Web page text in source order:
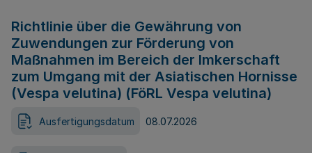
Richtlinie über die Gewährung von
Zuwendungen zur Förderung von
Maßnahmen im Bereich der Imkerschaft
zum Umgang mit der Asiatischen Hornisse
(Vespa velutina) (FöRL Vespa velutina)
Ausfertigungsdatum 08.07.2026